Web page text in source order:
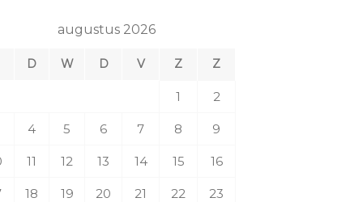
augustus 2026
D W D V Z Z
1 2
4 5 6 7 8 9
11 12 13 14 15 16
18 19 20 21 22 23